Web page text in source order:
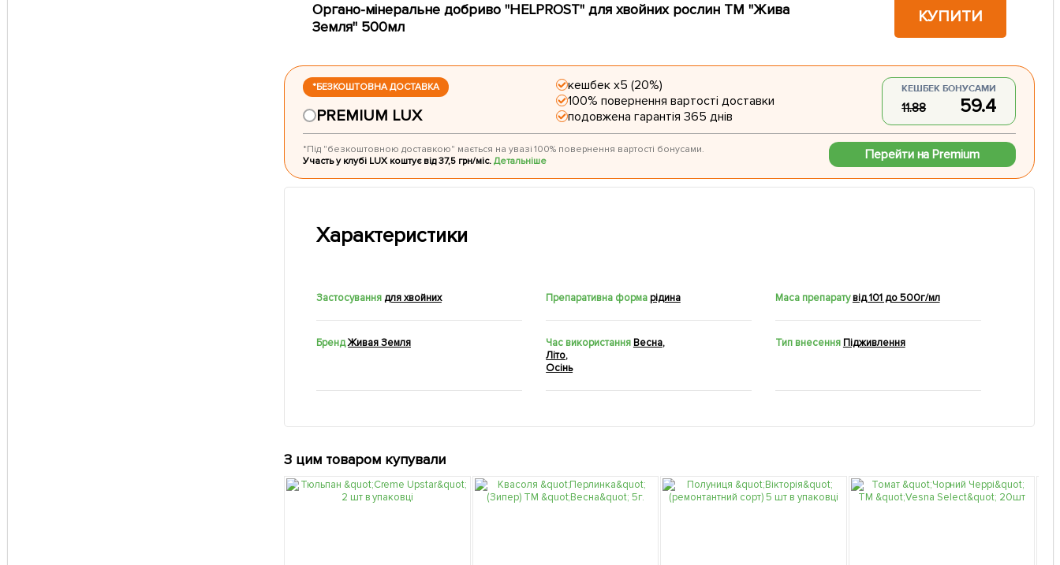
Органо-мінеральне добриво "HELPROST" для хвойних рослин ТМ "Жива
Земля" 500мл
КУПИТИ
*БЕЗКОШТОВНА ДОСТАВКА
PREMIUM LUX
кешбек х5 (20%)
100% повернення вартості доставки
подовжена гарантія 365 днів
КЕШБЕК БОНУСАМИ
11.88 59.4
*Під "безкоштовною доставкою" мається на увазі 100% повернення вартості бонусами.
Участь у клубі LUX коштує від 37,5 грн/міс. Детальніше Перейти на Premium
Характеристики
Застосуваннядля хвойних Препаративна формарідина Маса препаратувід 101 до 500г/мл
БрендЖивая Земля Час використанняВесна,
Літо,
Осінь
Тип внесенняПідживлення
З цим товаром купували